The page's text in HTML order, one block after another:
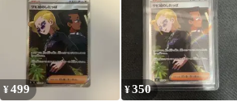
¥499 ¥350